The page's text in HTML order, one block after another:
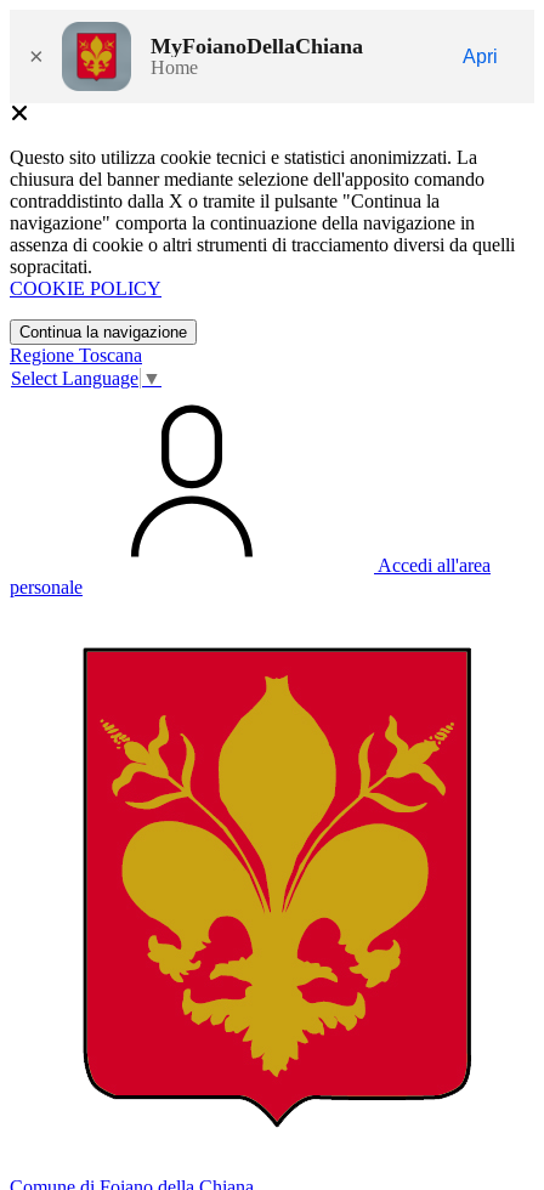
× MyFoianoDellaChiana
Home
Apri
Questo sito utilizza cookie tecnici e statistici anonimizzati. La
chiusura del banner mediante selezione dell'apposito comando
contraddistinto dalla X o tramite il pulsante "Continua la
navigazione" comporta la continuazione della navigazione in
assenza di cookie o altri strumenti di tracciamento diversi da quelli
sopracitati.
COOKIE POLICY
Continua la navigazione
Regione Toscana
Select Language ▼
Accedi all'area
personale